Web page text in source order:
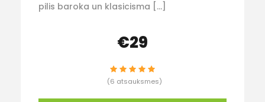
pilis baroka un klasicisma […]
€29
(6 atsauksmes)